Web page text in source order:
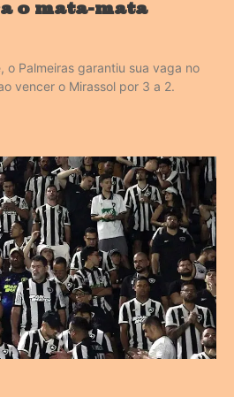
o mata-mata
o Palmeiras garantiu sua vaga no
vencer o Mirassol por 3 a 2.